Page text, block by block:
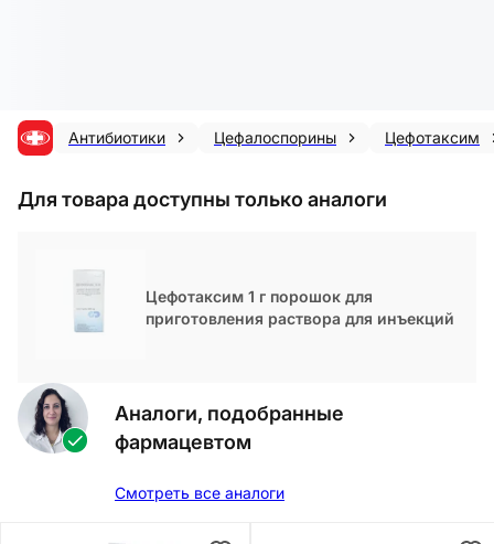
Антибиотики Цефалоспорины Цефотаксим
Для товара доступны только аналоги
Цефотаксим 1 г порошок для
приготовления раствора для инъекций
Аналоги, подобранные
фармацевтом
Смотреть все аналоги